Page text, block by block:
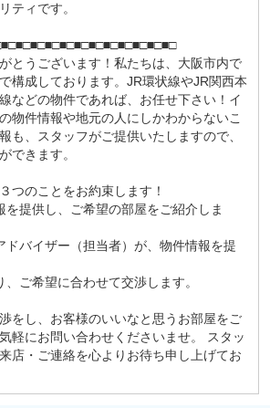
ティです。
とうございます！私たちは、大阪市内で
構成しております。JR環状線やJR関西本
などの物件であれば、お任せ下さい！イ
物件情報や地元の人にしかわからないこ
も、スタッフがご提供いたしますので、
できます。
つのことをお約束します！
を提供し、ご希望の部屋をご紹介しま
ドバイザー（担当者）が、物件情報を提
ご希望に合わせて交渉します。
をし、お客様のいいなと思うお部屋をご
軽にお問い合わせくださいませ。 スタッ
店・ご連絡を心よりお待ち申し上げてお